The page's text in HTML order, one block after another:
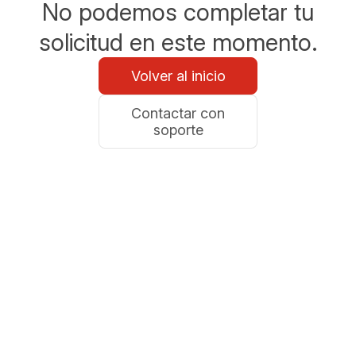
No podemos completar tu
solicitud en este momento.
Volver al inicio
Contactar con
soporte